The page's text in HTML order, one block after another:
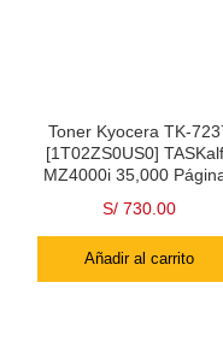
Toner Kyocera TK-
[1T02ZS0US0]
MZ4000i 35,000
S/ 730.00
Añadir al carrito